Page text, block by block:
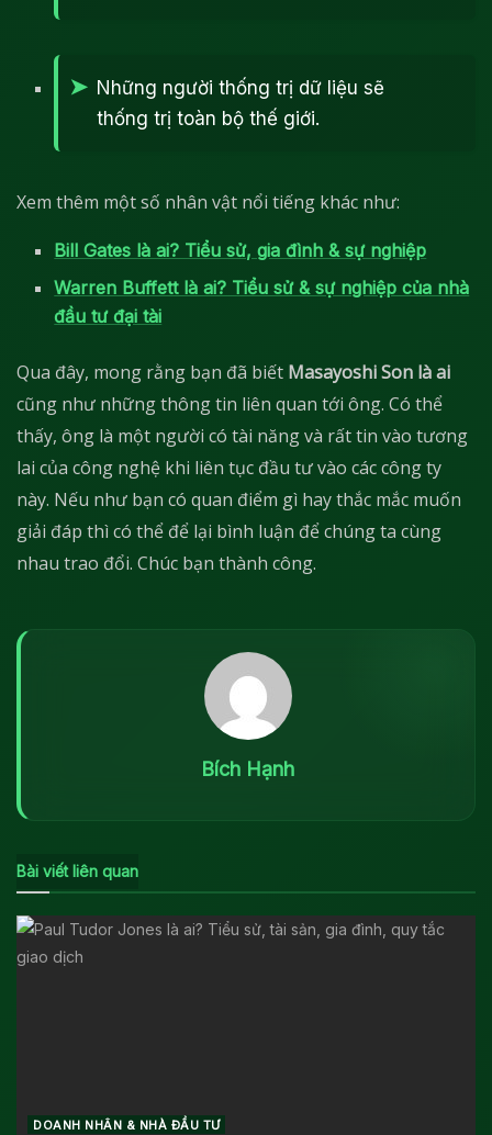
Những người thống trị dữ liệu sẽ
thống trị toàn bộ thế giới.
Xem thêm một số nhân vật nổi tiếng khác như:
Bill Gates là ai? Tiểu sử, gia đình & sự nghiệp
Warren Buffett là ai? Tiểu sử & sự nghiệp của nhà
đầu tư đại tài
Qua đây, mong rằng bạn đã biết Masayoshi Son là ai
cũng như những thông tin liên quan tới ông. Có thể
thấy, ông là một người có tài năng và rất tin vào tương
lai của công nghệ khi liên tục đầu tư vào các công ty
này. Nếu như bạn có quan điểm gì hay thắc mắc muốn
giải đáp thì có thể để lại bình luận để chúng ta cùng
nhau trao đổi. Chúc bạn thành công.
Bích Hạnh
Bài viết liên quan
DOANH NHÂN & NHÀ ĐẦU TƯ